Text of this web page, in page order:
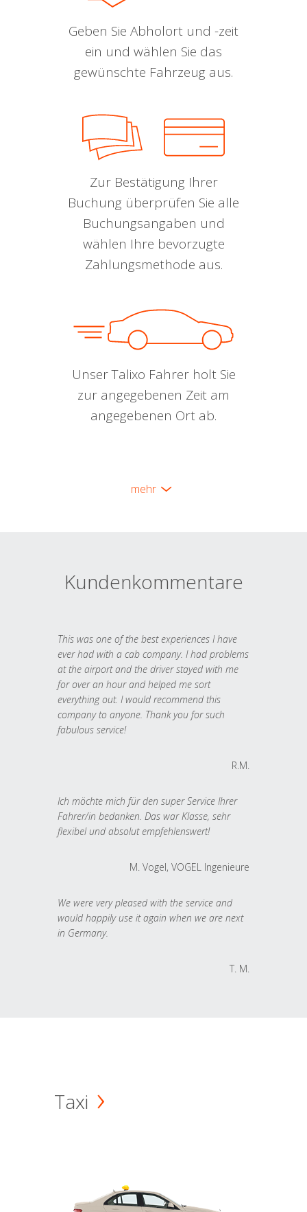
Geben Sie Abholort und -zeit
ein und wählen Sie das
gewünschte Fahrzeug aus.
Zur Bestätigung Ihrer
Buchung überprüfen Sie alle
Buchungsangaben und
wählen Ihre bevorzugte
Zahlungsmethode aus.
Unser Talixo Fahrer holt Sie
zur angegebenen Zeit am
angegebenen Ort ab.
mehr
Kundenkommentare
This was one of the best experiences I have
ever had with a cab company. I had problems
at the airport and the driver stayed with me
for over an hour and helped me sort
everything out. I would recommend this
company to anyone. Thank you for such
fabulous service!
R.M.
Ich möchte mich für den super Service Ihrer
Fahrer/in bedanken. Das war Klasse, sehr
flexibel und absolut empfehlenswert!
M. Vogel, VOGEL Ingenieure
We were very pleased with the service and
would happily use it again when we are next
in Germany.
T. M.
Taxi